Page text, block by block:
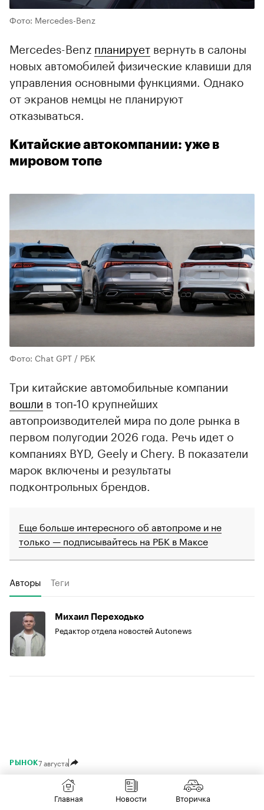
Фото: Mercedes-Benz
Mercedes-Benz планирует вернуть в салоны
новых автомобилей физические клавиши для
управления основными функциями. Однако
от экранов немцы не планируют
отказываться.
Китайские автокомпании: уже в
мировом топе
Фото: Chat GPT / РБК
Три китайские автомобильные компании
вошли в топ‑10 крупнейших
автопроизводителей мира по доле рынка в
первом полугодии 2026 года. Речь идет о
компаниях BYD, Geely и Chery. В показатели
марок включены и результаты
подконтрольных брендов.
Еще больше интересного об автопроме и не
только — подписывайтесь на РБК в Максе
Авторы Теги
Михаил Переходько
Редактор отдела новостей Autonews
РЫНОК7 августа
Подписаться на РБК в Max
Подразделение Nissan выпустило
Главная Новости Вторичка